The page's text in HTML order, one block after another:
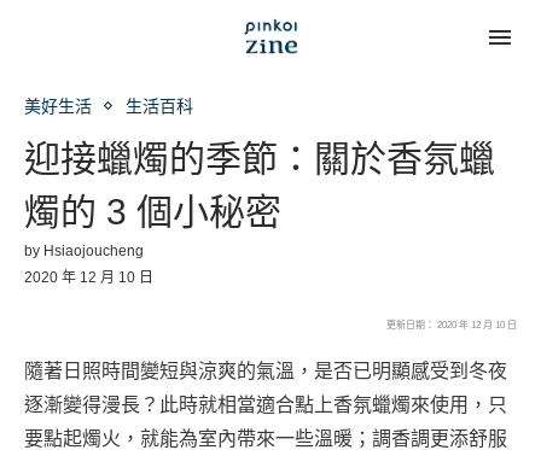
美好生活 生活百科
迎接蠟燭的季節：關於香氛蠟
燭的 3 個小秘密
by Hsiaojoucheng
2020 年 12 月 10 日
更新日期： 2020 年 12 月 10 日
隨著日照時間變短與涼爽的氣溫，是否已明顯感受到冬夜
逐漸變得漫長？此時就相當適合點上香氛蠟燭來使用，只
要點起燭火，就能為室內帶來一些溫暖；調香調更添舒服